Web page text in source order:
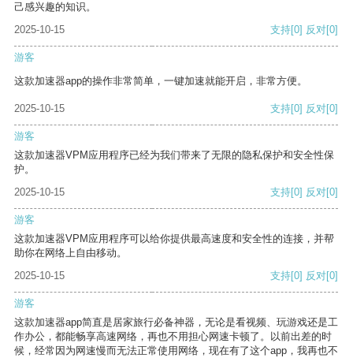
己感兴趣的知识。
2025-10-15
支持[0] 反对[0]
游客
这款加速器app的操作非常简单，一键加速就能开启，非常方便。
2025-10-15 支持[0] 反对[0]
游客
这款加速器VPM应用程序已经为我们带来了无限的隐私保护和安全性保
护。
2025-10-15
支持[0] 反对[0]
游客
这款加速器VPM应用程序可以给你提供最高速度和安全性的连接，并帮
助你在网络上自由移动。
2025-10-15
支持[0] 反对[0]
游客
这款加速器app简直是居家旅行必备神器，无论是看视频、玩游戏还是工
作办公，都能畅享高速网络，再也不用担心网速卡顿了。以前出差的时
候，经常因为网速慢而无法正常使用网络，现在有了这个app，我再也不